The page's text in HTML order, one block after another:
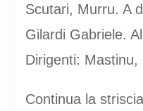
Scutari, Murru. A
Gilardi Gabriele.
Dirigenti:
Continua la